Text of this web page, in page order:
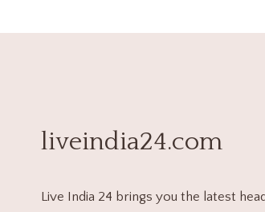
liveindia24.com
Live India 24 brings you the latest